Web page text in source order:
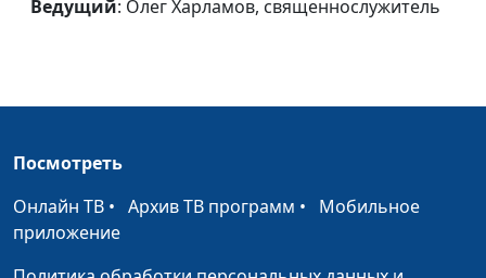
Легко ли быть
богатым?
Михаил Волков,
Ведущий: Олег Харламов, священнослужитель
Посмотреть
Онлайн ТВ • Архив ТВ программ • Мобильное
приложение